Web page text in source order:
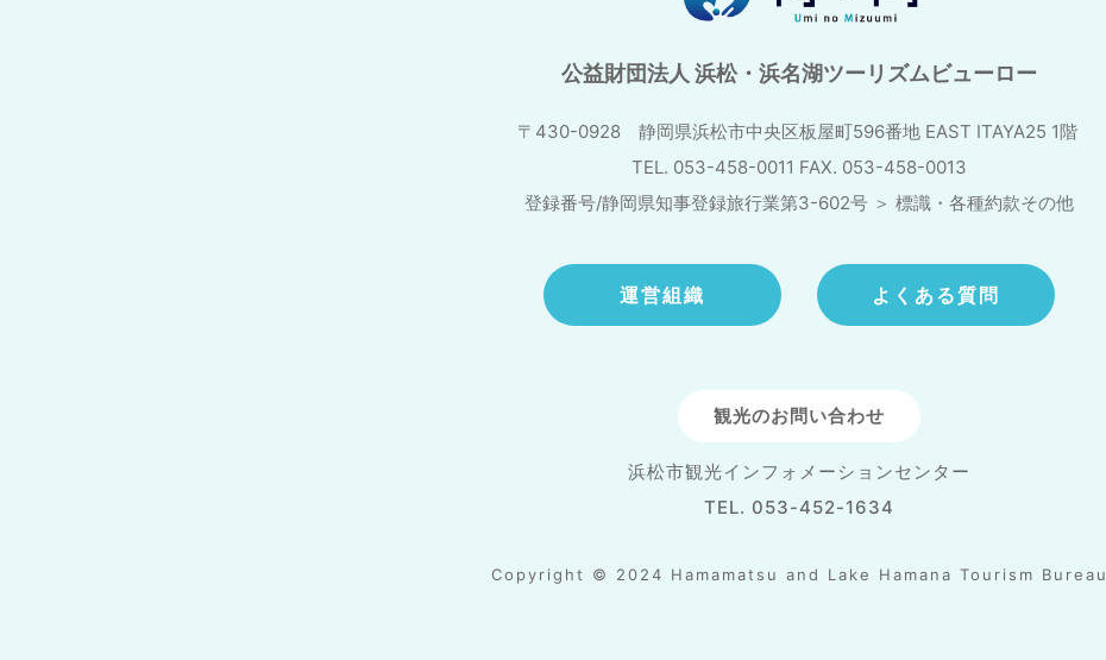
公益財団法人 浜松・浜名湖ツーリズムビューロー
〒430-0928 静岡県浜松市中央区板屋町596番地 EAST ITAYA25 1階
TEL. 053-458-0011 FAX. 053-458-0013
登録番号/静岡県知事登録旅行業第3-602号 ＞ 標識・各種約款その他
運営組織 よくある質問
観光のお問い合わせ
浜松市観光インフォメーションセンター
TEL. 053-452-1634
Copyright © 2024 Hamamatsu and Lake Hamana Tourism Bureau